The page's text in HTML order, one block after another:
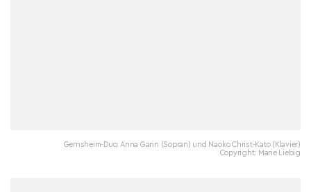
Gernsheim-Duo: Anna Gann (Sopran) und Naoko Christ-Kato (Klavier)
Copyright: Marie Liebig